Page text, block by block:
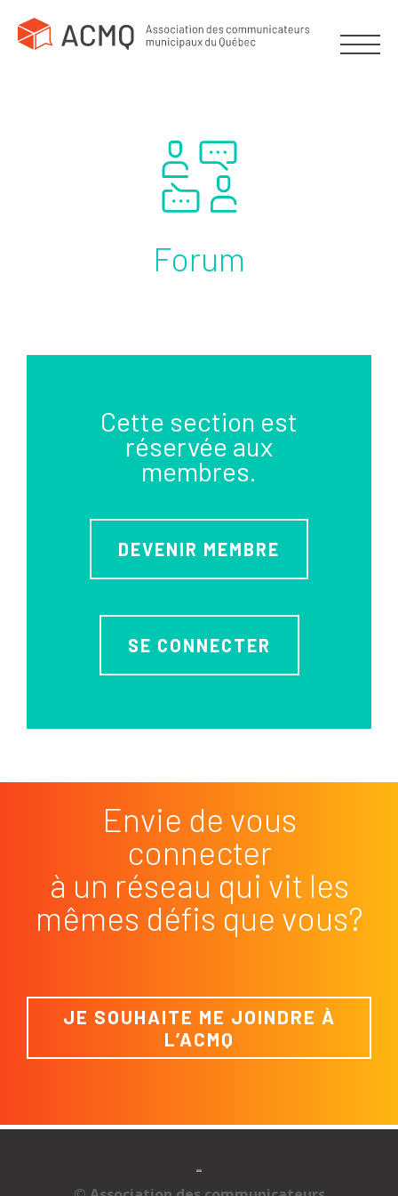
Forum
Cette section est
réservée aux
membres.
DEVENIR MEMBRE
SE CONNECTER
Envie de vous
connecter
à un réseau qui vit les
mêmes défis que vous?
JE SOUHAITE ME JOINDRE À
L’ACMQ
-